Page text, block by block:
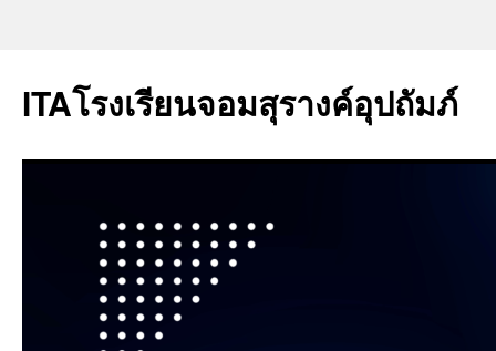
ITAโรงเรียนจอมสุรางค์อุปถัมภ์